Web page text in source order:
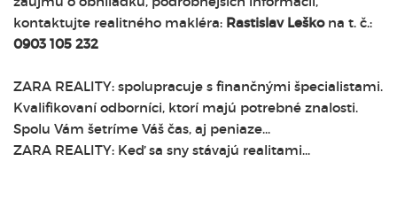
kontaktujte realitného makléra: Rastislav Leškona t. č.:
0903 105 232
ZARA REALITY: spolupracuje s finančnými špecialistami.
Kvalifikovaní odborníci, ktorí majú potrebné znalosti.
Spolu Vám šetríme Váš čas, aj peniaze...
ZARA REALITY: Keď sa sny stávajú realitami...